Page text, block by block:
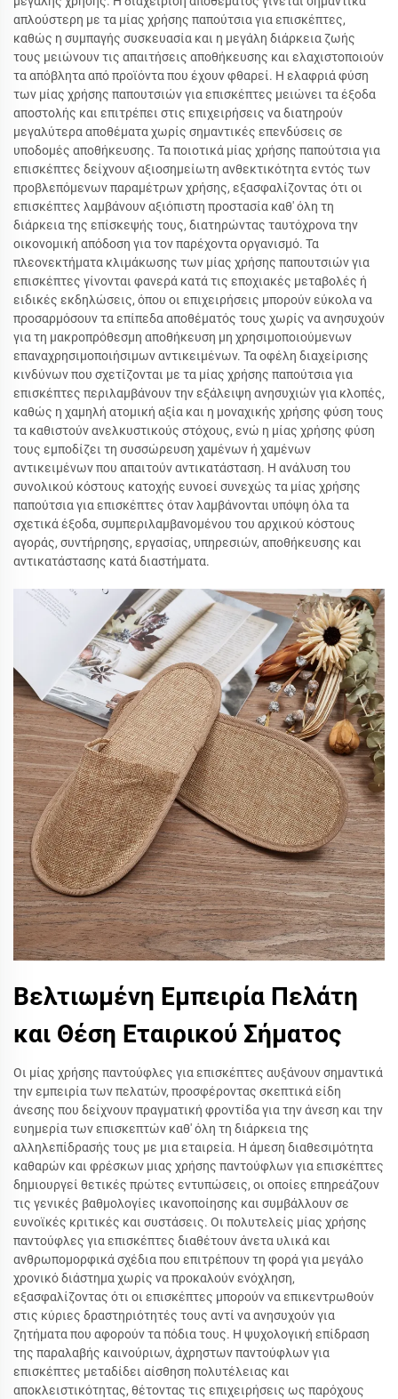
απλούστερη με τα μίας χρήσης παπούτσια για επισκέπτες,
καθώς η συμπαγής συσκευασία και η μεγάλη διάρκεια ζωής
τους μειώνουν τις απαιτήσεις αποθήκευσης και ελαχιστοποιούν
τα απόβλητα από προϊόντα που έχουν φθαρεί. Η ελαφριά φύση
των μίας χρήσης παπουτσιών για επισκέπτες μειώνει τα έξοδα
αποστολής και επιτρέπει στις επιχειρήσεις να διατηρούν
μεγαλύτερα αποθέματα χωρίς σημαντικές επενδύσεις σε
υποδομές αποθήκευσης. Τα ποιοτικά μίας χρήσης παπούτσια για
επισκέπτες δείχνουν αξιοσημείωτη ανθεκτικότητα εντός των
προβλεπόμενων παραμέτρων χρήσης, εξασφαλίζοντας ότι οι
επισκέπτες λαμβάνουν αξιόπιστη προστασία καθ' όλη τη
διάρκεια της επίσκεψής τους, διατηρώντας ταυτόχρονα την
οικονομική απόδοση για τον παρέχοντα οργανισμό. Τα
πλεονεκτήματα κλιμάκωσης των μίας χρήσης παπουτσιών για
επισκέπτες γίνονται φανερά κατά τις εποχιακές μεταβολές ή
ειδικές εκδηλώσεις, όπου οι επιχειρήσεις μπορούν εύκολα να
προσαρμόσουν τα επίπεδα αποθέματός τους χωρίς να ανησυχούν
για τη μακροπρόθεσμη αποθήκευση μη χρησιμοποιούμενων
επαναχρησιμοποιήσιμων αντικειμένων. Τα οφέλη διαχείρισης
κινδύνων που σχετίζονται με τα μίας χρήσης παπούτσια για
επισκέπτες περιλαμβάνουν την εξάλειψη ανησυχιών για κλοπές,
καθώς η χαμηλή ατομική αξία και η μοναχικής χρήσης φύση τους
τα καθιστούν ανελκυστικούς στόχους, ενώ η μίας χρήσης φύση
τους εμποδίζει τη συσσώρευση χαμένων ή χαμένων
αντικειμένων που απαιτούν αντικατάσταση. Η ανάλυση του
συνολικού κόστους κατοχής ευνοεί συνεχώς τα μίας χρήσης
παπούτσια για επισκέπτες όταν λαμβάνονται υπόψη όλα τα
σχετικά έξοδα, συμπεριλαμβανομένου του αρχικού κόστους
αγοράς, συντήρησης, εργασίας, υπηρεσιών, αποθήκευσης και
αντικατάστασης κατά διαστήματα.
Βελτιωμένη Εμπειρία Πελάτη
και Θέση Εταιρικού Σήματος
Οι μίας χρήσης παντούφλες για επισκέπτες αυξάνουν σημαντικά
την εμπειρία των πελατών, προσφέροντας σκεπτικά είδη
άνεσης που δείχνουν πραγματική φροντίδα για την άνεση και την
ευημερία των επισκεπτών καθ' όλη τη διάρκεια της
αλληλεπίδρασής τους με μια εταιρεία. Η άμεση διαθεσιμότητα
καθαρών και φρέσκων μιας χρήσης παντούφλων για επισκέπτες
δημιουργεί θετικές πρώτες εντυπώσεις, οι οποίες επηρεάζουν
τις γενικές βαθμολογίες ικανοποίησης και συμβάλλουν σε
ευνοϊκές κριτικές και συστάσεις. Οι πολυτελείς μίας χρήσης
παντούφλες για επισκέπτες διαθέτουν άνετα υλικά και
ανθρωπομορφικά σχέδια που επιτρέπουν τη φορά για μεγάλο
χρονικό διάστημα χωρίς να προκαλούν ενόχληση,
εξασφαλίζοντας ότι οι επισκέπτες μπορούν να επικεντρωθούν
στις κύριες δραστηριότητές τους αντί να ανησυχούν για
ζητήματα που αφορούν τα πόδια τους. Η ψυχολογική επίδραση
της παραλαβής καινούριων, άχρηστων παντούφλων για
επισκέπτες μεταδίδει αίσθηση πολυτέλειας και
αποκλειστικότητας, θέτοντας τις επιχειρήσεις ως παρόχους